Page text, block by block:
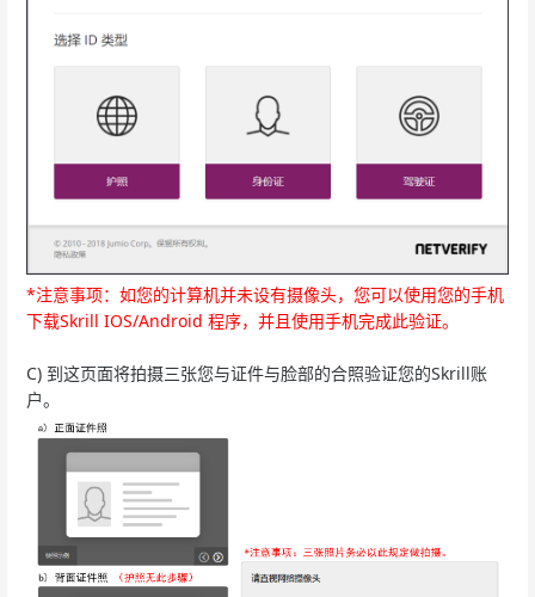
*注意事项：如您的计算机并未设有摄像头，您可以使用您的手机
下载Skrill IOS/Android 程序，并且使用手机完成此验证。
C) 到这页面将拍摄三张您与证件与脸部的合照验证您的Skrill账
户。